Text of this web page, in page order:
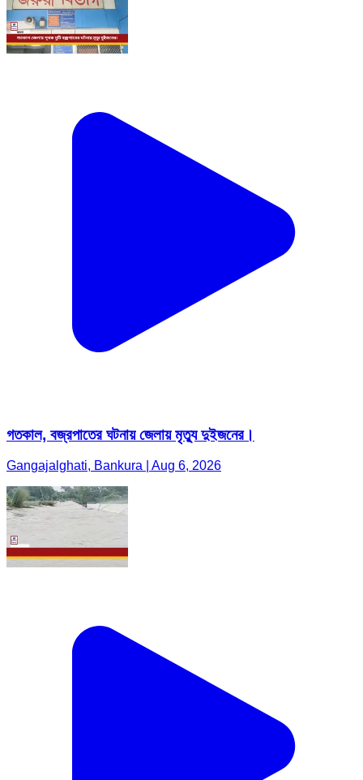
গতকাল, বজ্রপাতের ঘটনায় জেলায় মৃত্যু দুইজনের।
Gangajalghati, Bankura | Aug 6, 2026